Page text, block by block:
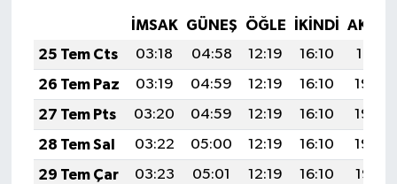
İMSAK GÜNEŞ ÖĞLE İKINDI
25 Tem Cts
03:18 04:58 12:19 16:10
19:31
26 Tem Paz
03:19 04:59 12:19 16:10
19:30
27 Tem Pts
03:20 04:59 12:19 16:10
19:29
28 Tem Sal
03:22 05:00 12:19 16:10
19:29
29 Tem Çar
03:23 05:01 12:19 16:10
19:28